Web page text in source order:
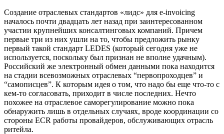
Создание отраслевых стандартов «лидс» для e-invoicing
началось почти двадцать лет назад при заинтересованном
участии крупнейших консалтинговых компаний. Причем
первые три из них ушли на то, чтобы предложить рынку
первый такой стандарт LEDES (который сегодня уже не
используется, поскольку был признан не вполне удачным).
Российский же электронный обмен данными пока находится
на стадии всевозможных отраслевых “первопроходцев” и
“самописцев”. К которым идея о том, что надо бы еще что-то с
кем-то согласовать, приходит в числе последних. Нечто
похожее на отраслевое саморегулирование можно пока
обнаружить лишь в отдельных случаях, вроде координации со
стороны ECR работы провайдеров, обслуживающих отрасль
ритейла.